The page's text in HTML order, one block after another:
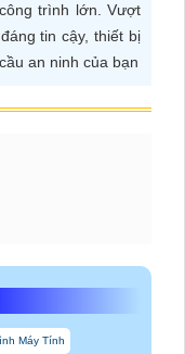
trình lớn. Vượt
tin cậy, thiết bị
an ninh của bạn
Máy Tính